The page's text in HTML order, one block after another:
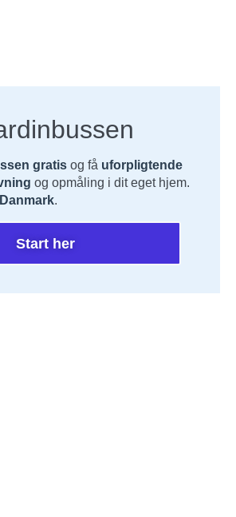
gratis og få uforpligtende
og opmåling i dit eget hjem.
.
Start her